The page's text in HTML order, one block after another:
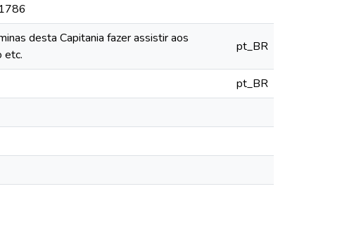
desta Capitania fazer assistir aos
etc.
pt_BR
pt_BR